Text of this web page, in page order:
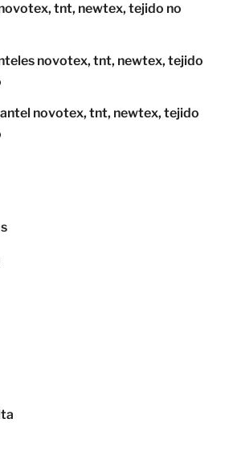
tnt, newtex, tejido no
novotex, tnt, newtex, tejido
novotex, tnt, newtex, tejido